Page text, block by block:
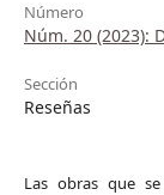
Número
Núm. 20 (2023):
Sección
Reseñas
Las obras que